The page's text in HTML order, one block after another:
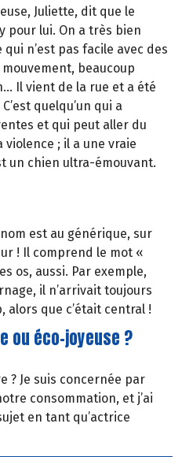
Juliette, dit que le
pour lui. On a très bien
n’est pas facile avec des
beaucoup
Il vient de la rue et a été
quelqu’un qui a
et qui peut aller du
violence ; il a une vraie
un chien ultra-émouvant.
est au générique, sur
! Il comprend le mot «
os, aussi. Par exemple,
il n’arrivait toujours
alors que c’était central !
ou éco-joyeuse ?
? Je suis concernée par
consommation, et j’ai
en tant qu’actrice